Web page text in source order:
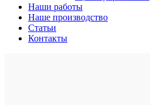
Наши работы
Наше производство
Статьи
Контакты